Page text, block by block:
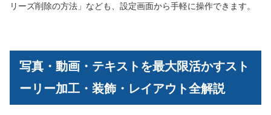
リーズ削除の方法」なども、設定画面から手軽に操作できます。
写真・動画・テキストを最大限活かすスト
ーリー加工・装飾・レイアウト全解説